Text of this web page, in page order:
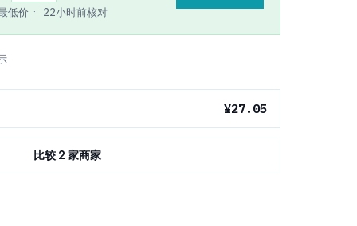
低价 · 22小时前核对
¥27.05
比较 2 家商家